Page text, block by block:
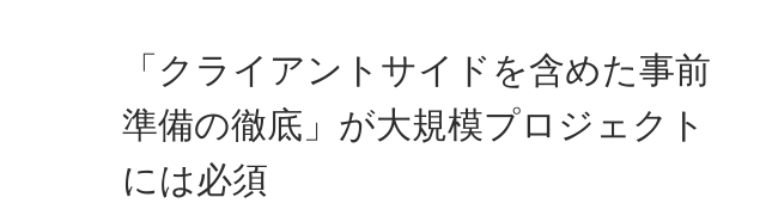
「クライアントサイドを含めた事前
準備の徹底」が大規模プロジェクト
には必須